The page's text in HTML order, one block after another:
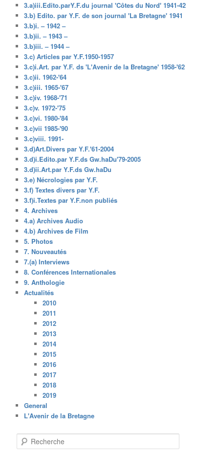
3.a)iii.Edito.parY.F.du journal 'Côtes du Nord' 1941-42
3.b) Edito. par Y.F. de son journal 'La Bretagne' 1941
3.b)i. – 1942 –
3.b)ii. – 1943 –
3.b)iii. – 1944 –
3.c) Articles par Y.F.1950-1957
3.c)i.Art. par Y.F. ds 'L'Avenir de la Bretagne' 1958-'62
3.c)ii. 1962-'64
3.c)iii. 1965-'67
3.c)iv. 1968-'71
3.c)v. 1972-'75
3.c)vi. 1980-'84
3.c)vii 1985-'90
3.c)viii. 1991-
3.d)Art.Divers par Y.F.'61-2004
3.d)i.Edito.par Y.F.ds Gw.haDu'79-2005
3.d)ii.Art.par Y.F.ds Gw.haDu
3.e) Nécrologies par Y.F.
3.f) Textes divers par Y.F.
3.f)i.Textes par Y.F.non publiés
4. Archives
4.a) Archives Audio
4.b) Archives de Film
5. Photos
7. Nouveautés
7.(a) Interviews
8. Conférences Internationales
9. Anthologie
Actualités
2010
2011
2012
2013
2014
2015
2016
2017
2018
2019
General
L'Avenir de la Bretagne
e